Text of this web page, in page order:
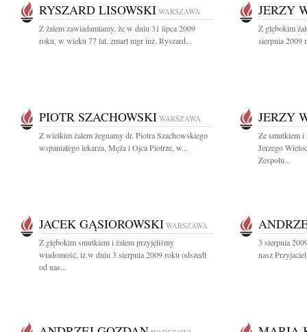
RYSZARD LISOWSKI WARSZAWA
Z żalem zawiadamiamy, że w dniu 31 lipca 2009
roku, w wieku 77 lat, zmarł mgr inż. Ryszard...
JERZY
Z głębokim
sierpnia 2009
PIOTR SZACHOWSKI WARSZAWA
Z wielkim żalem żegnamy dr. Piotra Szachowskiego
wspaniałego lekarza, Męża i Ojca Piotrze, w...
JERZY
Ze smutkiem i
Jerzego
Zespołu...
JACEK GĄSIOROWSKI WARSZAWA
Z głębokim smutkiem i żalem przyjęliśmy
wiadomość, iż w dniu 3 sierpnia 2009 roku odszedł
od nas...
3 sierpnia
nasz